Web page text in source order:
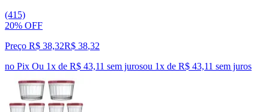
(415)
20% OFF
Preço R$ 38,32R$ 38,32
no Pix Ou 1x de R$ 43,11 sem jurosou 1x de R$ 43,11 sem juros